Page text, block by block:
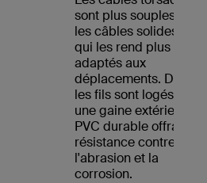
sont plus souples que
les câbles solides, ce
qui les rend plus
adaptés aux
déplacements. De plus,
les fils sont logés dans
une gaine extérieure en
PVC durable offrant une
résistance contre
l'abrasion et la
corrosion.